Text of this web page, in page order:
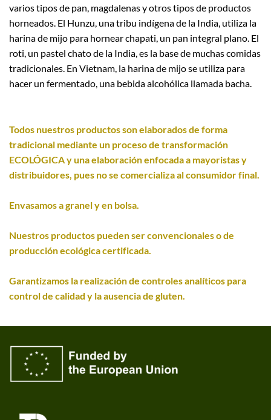
varios tipos de pan, magdalenas y otros tipos de productos
horneados. El Hunzu, una tribu indígena de la India, utiliza la
harina de mijo para hornear chapati, un pan integral plano. El
roti, un pastel chato de la India, es la base de muchas comidas
tradicionales. En Vietnam, la harina de mijo se utiliza para
hacer un fermentado, una bebida alcohólica llamada bacha.
Todos nuestros productos son elaborados de forma
tradicional mediante un proceso de transformación
ECOLÓGICA y una elaboración enfocada a mayoristas y
distribuidores, pues no se comercializa al consumidor final.
Envasamos a granel y en bolsa.
Nuestros productos pueden ser convencionales o de
producción ecológica certificada.
Garantizamos la realización de controles analíticos para
control de calidad y la ausencia de gluten.